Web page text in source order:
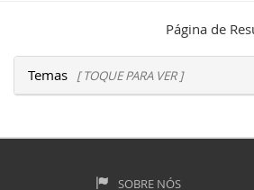
Página de
Temas [ TOQUE PARA VER ]
SOBRE NÓS